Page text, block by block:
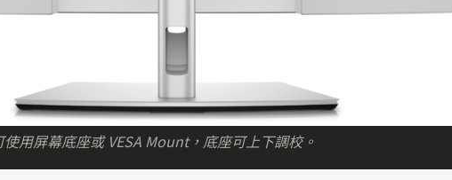
用屏幕底座或 VESA Mount，底座可上下調校。